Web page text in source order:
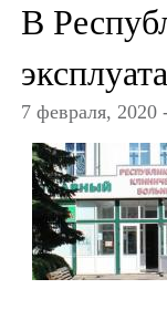
В
7 февраля, 2020